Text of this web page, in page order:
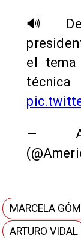
🔊
el
técnica
—
MARCELA
ARTURO VIDAL